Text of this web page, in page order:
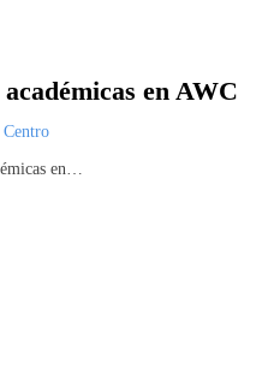
en AWC
en…